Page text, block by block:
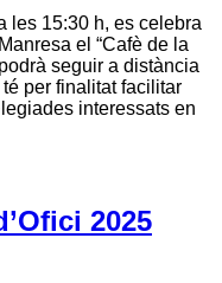
les 15:30 h, es celebra
el “Cafè de la
seguir a distància
per finalitat facilitar
interessats en
2025